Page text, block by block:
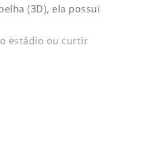
(3D), ela possui
estádio ou curtir